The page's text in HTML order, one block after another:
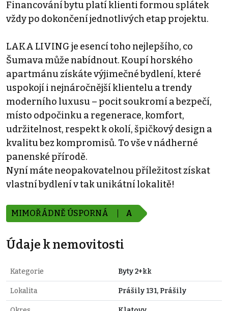
Financování bytu platí klienti formou splátek
vždy po dokončení jednotlivých etap projektu.
LAKA LIVING je esencí toho nejlepšího, co
Šumava může nabídnout. Koupí horského
apartmánu získáte výjimečné bydlení, které
uspokojí i nejnáročnější klientelu a trendy
moderního luxusu – pocit soukromí a bezpečí,
místo odpočinku a regenerace, komfort,
udržitelnost, respekt k okolí, špičkový design a
kvalitu bez kompromisů. To vše v nádherné
panenské přírodě.
Nyní máte neopakovatelnou příležitost získat
vlastní bydlení v tak unikátní lokalitě!
MIMOŘÁDNĚ ÚSPORNÁ A
Údaje k nemovitosti
Kategorie Byty 2+kk
Lokalita Prášily 131, Prášily